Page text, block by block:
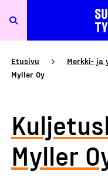
Etusivu Merkki- ja
Myller Oy
Myller